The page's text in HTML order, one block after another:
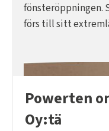
fönsteröppningen.
förs till sitt
Powerten
Oy:tä